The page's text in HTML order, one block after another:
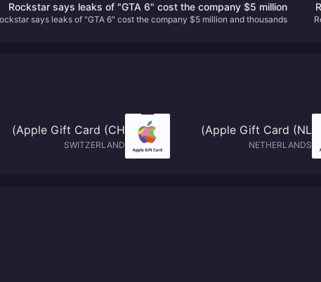
Rockstar says leaks of "GTA 6" cost the company $5 million
and thousands of employee hours
says leaks of "GTA 6" cost the company $5 million and thousands
Apple Gift Card (NL)
NETHERLANDS
Apple Gift Card (CH)
SWITZERLAND